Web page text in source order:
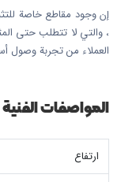
إن وجود مقاطع خاصة
، والتي لا تتطلب حتى
العملاء من تجربة وصول
المواصفات الفنية
ارتفاع